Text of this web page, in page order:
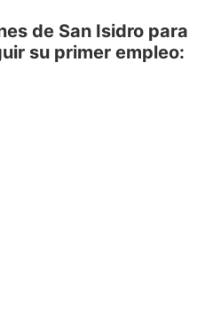
de San Isidro para
su primer empleo: